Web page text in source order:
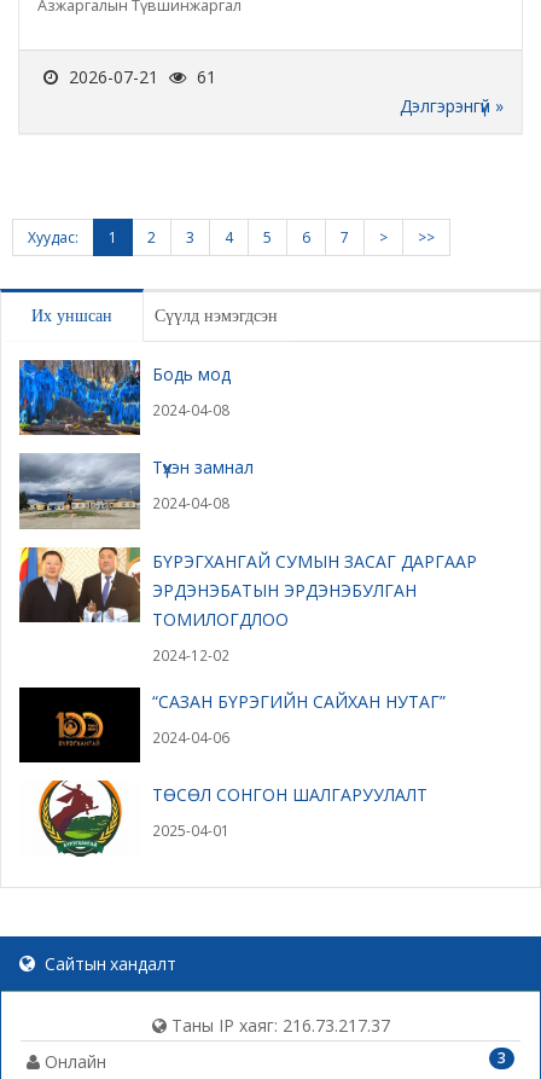
Азжаргалын Түвшинжаргал
2026-07-21
61
Дэлгэрэнгүй »
Хуудас: 1 2 3 4 5 6 7 > >>
Их уншсан Сүүлд нэмэгдсэн
Бодь мод
2024-04-08
Түүхэн замнал
2024-04-08
БҮРЭГХАНГАЙ СУМЫН ЗАСАГ ДАРГААР
ЭРДЭНЭБАТЫН ЭРДЭНЭБУЛГАН
ТОМИЛОГДЛОО
2024-12-02
“САЗАН БҮРЭГИЙН САЙХАН НУТАГ”
2024-04-06
ТӨСӨЛ СОНГОН ШАЛГАРУУЛАЛТ
2025-04-01
Сайтын хандалт
Таны IP хаяг: 216.73.217.37
3
Онлайн